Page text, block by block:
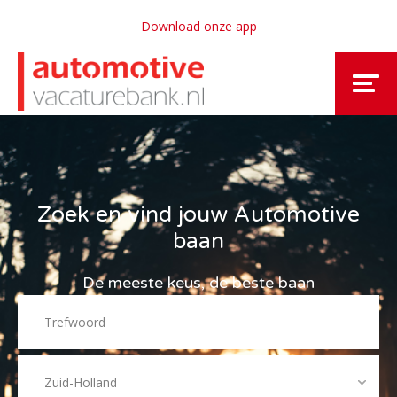
Download onze app
Zoek en vind jouw Automotive
baan
De meeste keus, de beste baan